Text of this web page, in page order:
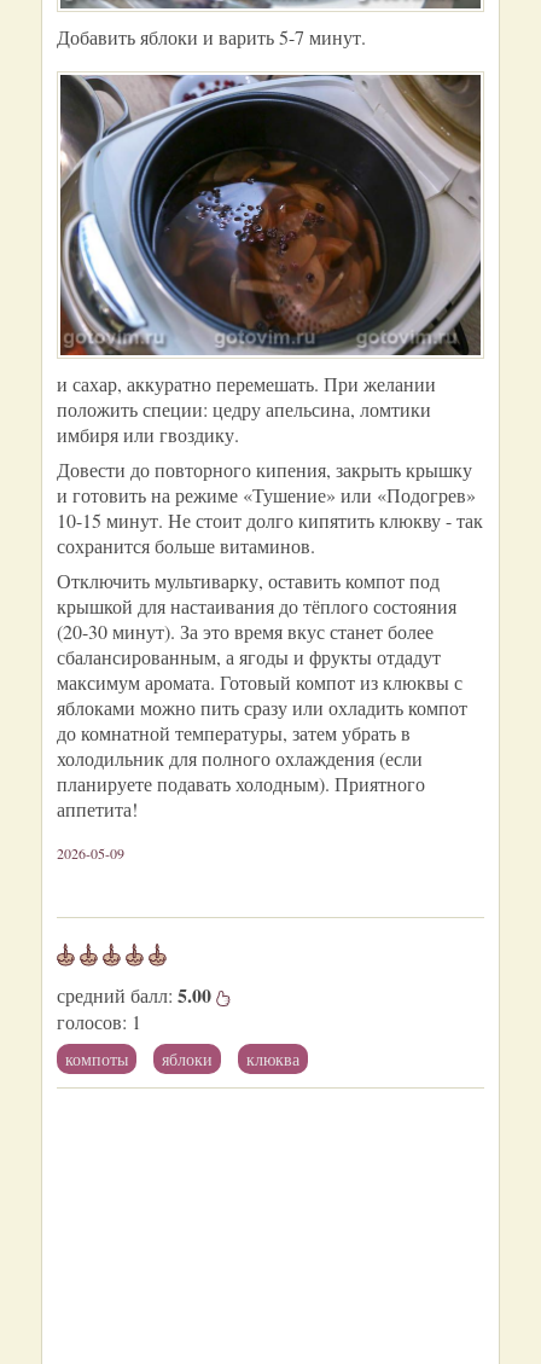
Добавить яблоки и варить 5-7 минут.
и сахар, аккуратно перемешать. При желании
положить специи: цедру апельсина, ломтики
имбиря или гвоздику.
Довести до повторного кипения, закрыть крышку
и готовить на режиме «Тушение» или «Подогрев»
10-15 минут. Не стоит долго кипятить клюкву - так
сохранится больше витаминов.
Отключить мультиварку, оставить компот под
крышкой для настаивания до тёплого состояния
(20-30 минут). За это время вкус станет более
сбалансированным, а ягоды и фрукты отдадут
максимум аромата. Готовый компот из клюквы с
яблоками можно пить сразу или охладить компот
до комнатной температуры, затем убрать в
холодильник для полного охлаждения (если
планируете подавать холодным). Приятного
аппетита!
2026-05-09
средний балл: 5.00
голосов: 1
компоты яблоки клюква